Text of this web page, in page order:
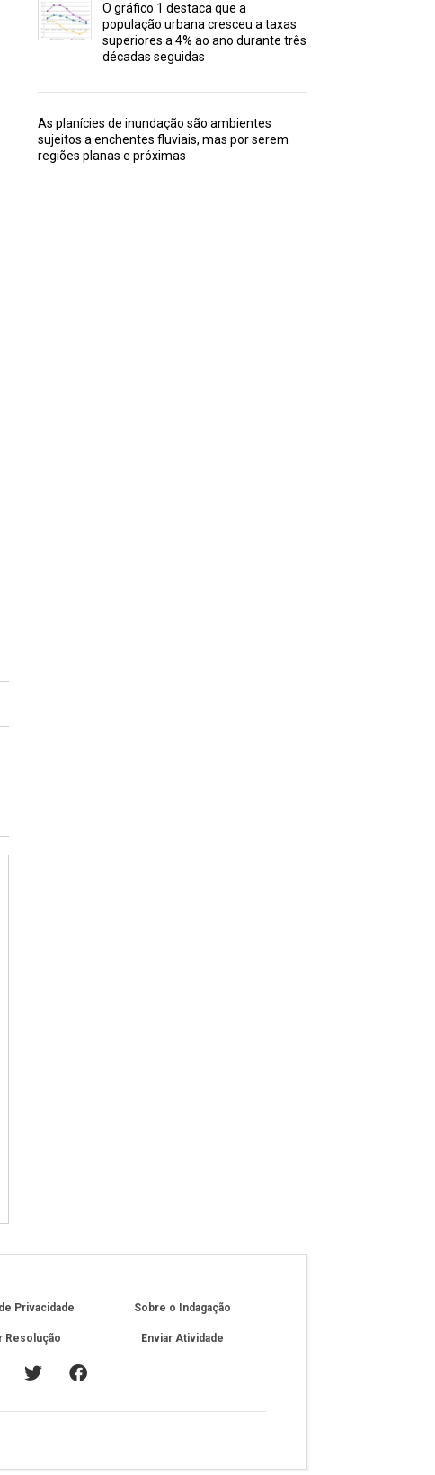
O gráfico 1 destaca que a
população urbana cresceu a taxas
superiores a 4% ao ano durante três
décadas seguidas
As planícies de inundação são ambientes
sujeitos a enchentes fluviais, mas por serem
regiões planas e próximas
Privacidade Sobre o Indagação
Resolução Enviar Atividade